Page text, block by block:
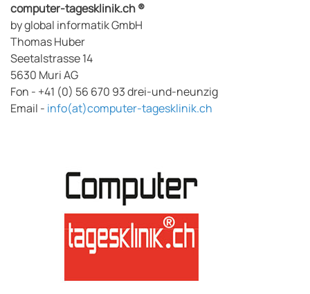
computer-tagesklinik.ch ®
by global informatik GmbH
Thomas Huber
Seetalstrasse 14
5630 Muri AG
Fon - +41 (0) 56 670 93 drei-und-neunzig
Email - info(at)computer-tagesklinik.ch